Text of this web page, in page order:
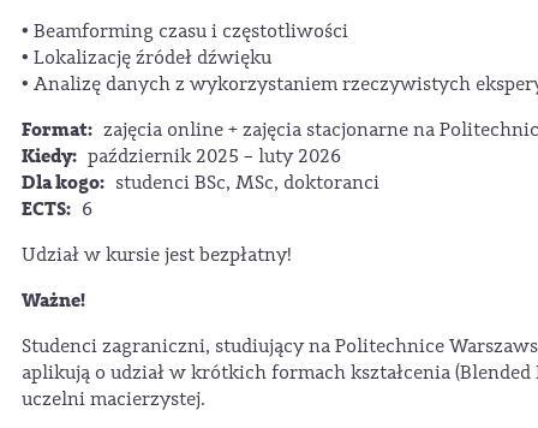
• Beamforming czasu i częstotliwości
• Lokalizację źródeł dźwięku
• Analizę danych z wykorzystaniem rzeczywistych
Format: zajęcia online + zajęcia stacjonarne na
Kiedy: październik 2025 – luty 2026
Dla kogo: studenci BSc, MSc, doktoranci
ECTS: 6
Udział w kursie jest bezpłatny!
Ważne!
Studenci zagraniczni, studiujący na Politechnice
aplikują o udział w krótkich formach kształcenia (Blended
uczelni macierzystej.